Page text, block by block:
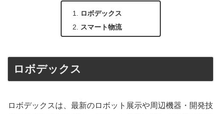
ロボデックス
スマート物流
ロボデックス
ロボデックスは、最新のロボット展示や周辺機器・開発技